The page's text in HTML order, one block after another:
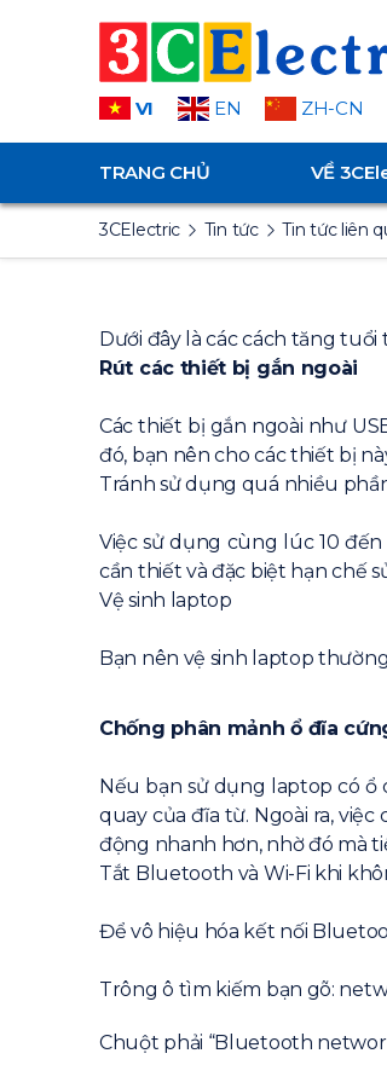
VI EN ZH-CN
TRANG CHỦ VỀ
3CElectric Tin tức Tin tức liên
Dưới đây là các cách tăng
Rút các thiết bị gắn ngoài
Các thiết bị gắn ngoài như
đó, bạn nên cho các thiết bị
Tránh sử dụng quá nhiều
Việc sử dụng cùng lúc 10
cần thiết và đặc biệt hạn chế
Vệ sinh laptop
Bạn nên vệ sinh laptop
Chống phân mảnh ổ đĩa
Nếu bạn sử dụng laptop có
quay của đĩa từ. Ngoài ra,
động nhanh hơn, nhờ đó mà
Tắt Bluetooth và Wi-Fi khi
Để vô hiệu hóa kết nối
Trông ô tìm kiếm bạn gõ:
Chuột phải “Bluetooth